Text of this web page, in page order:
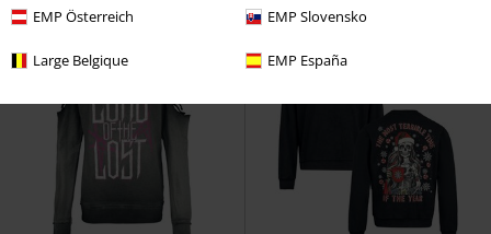
EMP Österreich EMP Slovensko
Large Belgique EMP España